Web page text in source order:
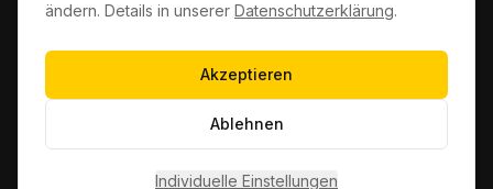
Haftungsausschluss
Cookie-Einstellungen
2026quickz GmbH · Wampachstraße 10, 54295 Trier
ändern. Details in unserer Datenschutzerklärung.
Akzeptieren
Ablehnen
Individuelle Einstellungen